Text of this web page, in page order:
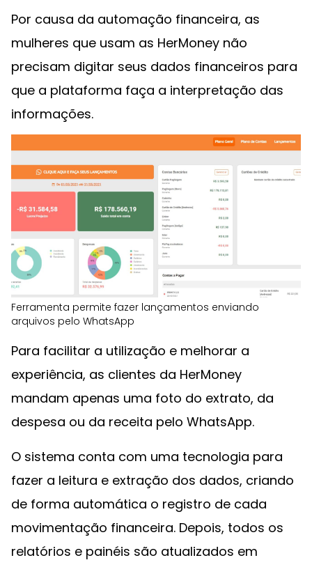
Por causa da automação financeira, as
mulheres que usam as HerMoney não
precisam digitar seus dados financeiros para
que a plataforma faça a interpretação das
informações.
Ferramenta permite fazer lançamentos enviando
arquivos pelo WhatsApp
Para facilitar a utilização e melhorar a
experiência, as clientes da HerMoney
mandam apenas uma foto do extrato, da
despesa ou da receita pelo WhatsApp.
O sistema conta com uma tecnologia para
fazer a leitura e extração dos dados, criando
de forma automática o registro de cada
movimentação financeira. Depois, todos os
relatórios e painéis são atualizados em